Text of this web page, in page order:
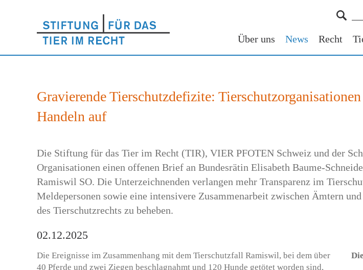
Über uns News Recht
Gravierende Tierschutzdefizite:
Handeln auf
Die Stiftung für das Tier im Recht (TIR), VIER PFOTEN Schweiz und der
Organisationen einen offenen Brief an Bundesrätin Elisabeth Baume-
Ramiswil SO. Die Unterzeichnenden verlangen mehr Transparenz im
Meldepersonen sowie eine intensivere Zusammenarbeit zwischen Ämtern
des Tierschutzrechts zu beheben.
02.12.2025
Die Ereignisse im Zusammenhang mit dem Tierschutzfall Ramiswil, bei dem über
40 Pferde und zwei Ziegen beschlagnahmt und 120 Hunde getötet worden sind,